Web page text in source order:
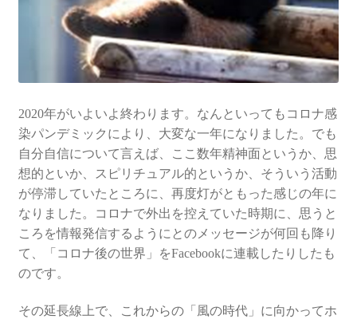
2020年がいよいよ終わります。なんといってもコロナ感
染パンデミックにより、大変な一年になりました。でも
自分自信について言えば、ここ数年精神面というか、思
想的といか、スピリチュアル的というか、そういう活動
が停滞していたところに、再度灯がともった感じの年に
なりました。コロナで外出を控えていた時期に、思うと
ころを情報発信するようにとのメッセージが何回も降り
て、「コロナ後の世界」をFacebookに連載したりしたも
のです。
その延長線上で、これからの「風の時代」に向かってホ